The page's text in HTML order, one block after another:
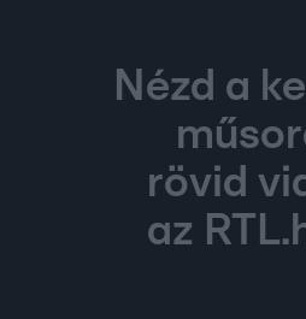
Nézd a
rövid
az